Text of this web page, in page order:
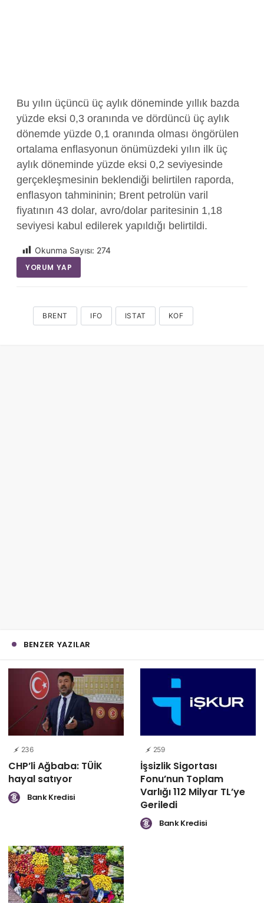
Bu yılın üçüncü üç aylık döneminde yıllık bazda
yüzde eksi 0,3 oranında ve dördüncü üç aylık
dönemde yüzde 0,1 oranında olması öngörülen
ortalama enflasyonun önümüzdeki yılın ilk üç
aylık döneminde yüzde eksi 0,2 seviyesinde
gerçekleşmesinin beklendiği belirtilen raporda,
enflasyon tahmininin; Brent petrolün varil
fiyatının 43 dolar, avro/dolar paritesinin 1,18
seviyesi kabul edilerek yapıldığı belirtildi.
Okunma Sayısı: 274
YORUM YAP
BRENT IFO ISTAT KOF
BENZER YAZILAR
236
CHP’li Ağbaba: TÜİK
hayal satıyor
Bank Kredisi
259
İşsizlik Sigortası
Fonu’nun Toplam
Varlığı 112 Milyar TL’ye
Geriledi
Bank Kredisi